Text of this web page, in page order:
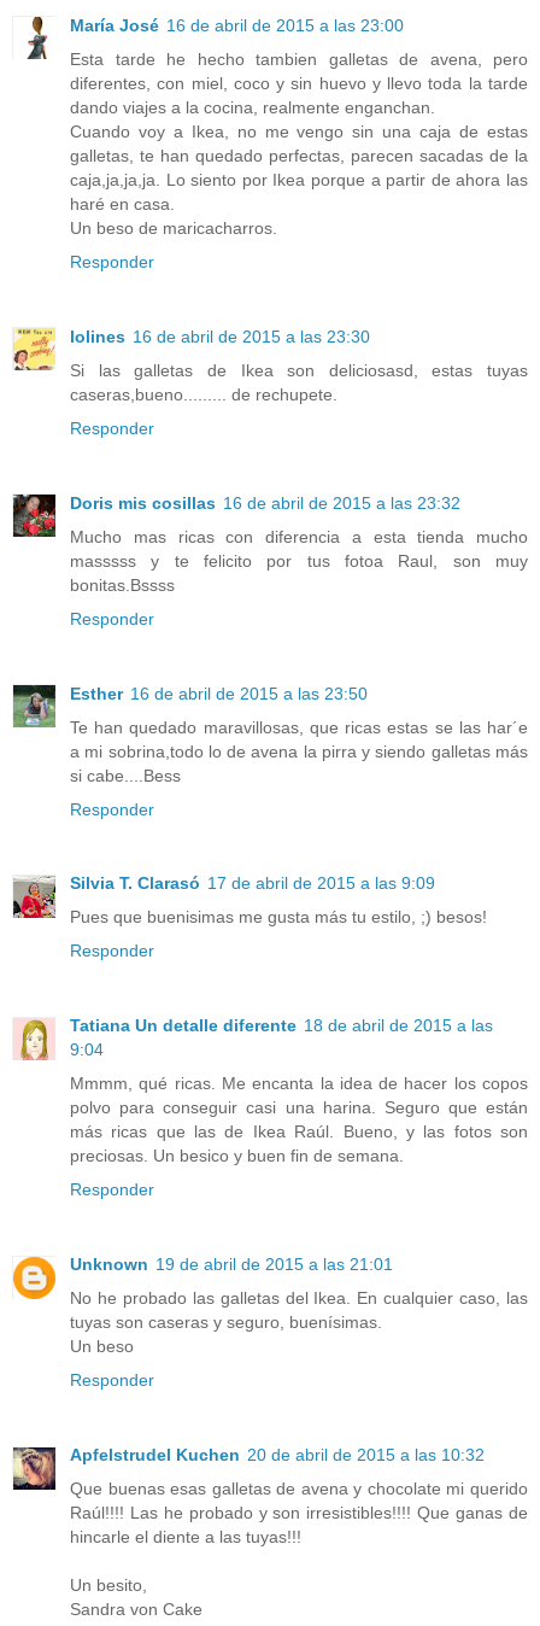
María José 16 de abril de 2015 a las 23:00
Esta tarde he hecho tambien galletas de avena, pero
diferentes, con miel, coco y sin huevo y llevo toda la tarde
dando viajes a la cocina, realmente enganchan.
Cuando voy a Ikea, no me vengo sin una caja de estas
galletas, te han quedado perfectas, parecen sacadas de la
caja,ja,ja,ja. Lo siento por Ikea porque a partir de ahora las
haré en casa.
Un beso de maricacharros.
Responder
lolines 16 de abril de 2015 a las 23:30
Si las galletas de Ikea son deliciosasd, estas tuyas
caseras,bueno......... de rechupete.
Responder
Doris mis cosillas 16 de abril de 2015 a las 23:32
Mucho mas ricas con diferencia a esta tienda mucho
masssss y te felicito por tus fotoa Raul, son muy
bonitas.Bssss
Responder
Esther 16 de abril de 2015 a las 23:50
Te han quedado maravillosas, que ricas estas se las har´e
a mi sobrina,todo lo de avena la pirra y siendo galletas más
si cabe....Bess
Responder
Silvia T. Clarasó 17 de abril de 2015 a las 9:09
Pues que buenisimas me gusta más tu estilo, ;) besos!
Responder
Tatiana Un detalle diferente 18 de abril de 2015 a las
9:04
Mmmm, qué ricas. Me encanta la idea de hacer los copos
polvo para conseguir casi una harina. Seguro que están
más ricas que las de Ikea Raúl. Bueno, y las fotos son
preciosas. Un besico y buen fin de semana.
Responder
Unknown 19 de abril de 2015 a las 21:01
No he probado las galletas del Ikea. En cualquier caso, las
tuyas son caseras y seguro, buenísimas.
Un beso
Responder
Apfelstrudel Kuchen 20 de abril de 2015 a las 10:32
Que buenas esas galletas de avena y chocolate mi querido
Raúl!!!! Las he probado y son irresistibles!!!! Que ganas de
hincarle el diente a las tuyas!!!
Un besito,
Sandra von Cake